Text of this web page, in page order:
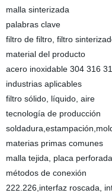
malla sinterizada
palabras clave
filtro de filtro, filtro
material del producto
acero inoxidable 304 316
industrias aplicables
filtro sólido, líquido, aire
tecnología de producción
materias primas comunes
malla tejida, placa
métodos de conexión
222.226,interfaz roscada,